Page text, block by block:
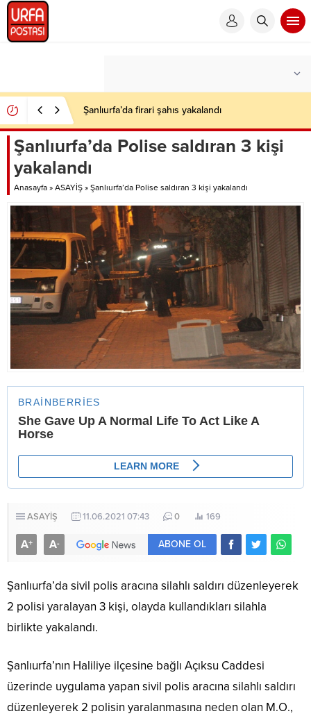
Şanlıurfa’da firari şahıs yakalandı
Şanlıurfa’da Polise saldıran 3 kişi
yakalandı
Anasayfa » ASAYİŞ » Şanlıurfa’da Polise saldıran 3 kişi yakalandı
ASAYİŞ 11.06.2021 07:43 0 169
A+ A- ABONE OL
Şanlıurfa’da sivil polis aracına silahlı saldırı düzenleyerek
2 polisi yaralayan 3 kişi, olayda kullandıkları silahla
birlikte yakalandı.
Şanlıurfa’nın Haliliye ilçesine bağlı Açıksu Caddesi
üzerinde uygulama yapan sivil polis aracına silahlı saldırı
düzenleyerek 2 polisin yaralanmasına neden olan M.O.,